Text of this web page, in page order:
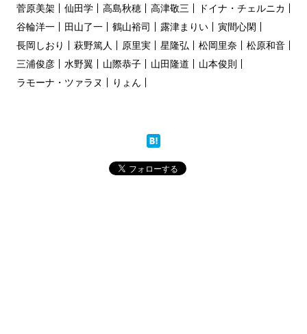
菅原美架
仙田学 高島秋穂 高津敬三
ドイナ・チェルニカ
谷輪洋一
田山了一 鶴山裕司 露津まりい
寅間心閑
長岡しおり
萩野篤人 原里実 星隆弘 松岡里奈
松原和音
三浦俊彦
水野翼 山際恭子 山田隆道
山本俊則
ラモーナ・ツァラヌ
りょん